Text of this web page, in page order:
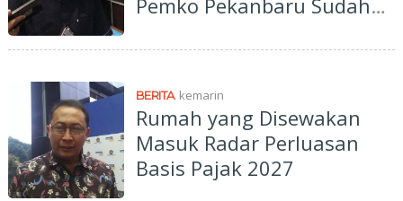
Pemko Pekanbaru Sudah
BERITA kemarin
Rumah yang Disewakan
Masuk Radar Perluasan
Basis Pajak 2027